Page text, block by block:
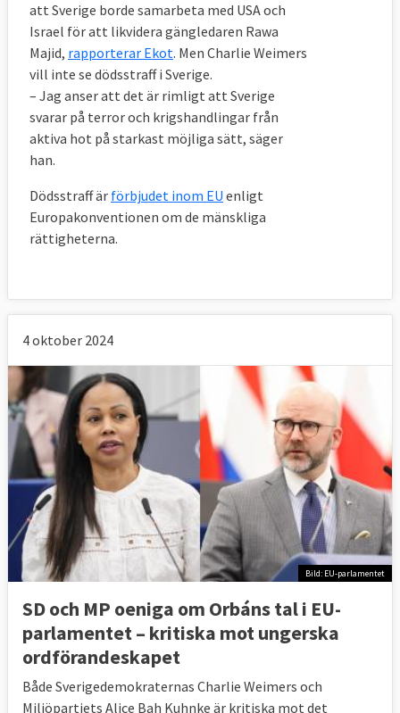
att Sverige borde samarbeta med USA och
Israel för att likvidera gängledaren Rawa
Majid, rapporterar Ekot. Men Charlie Weimers
vill inte se dödsstraff i Sverige.
– Jag anser att det är rimligt att Sverige
svarar på terror och krigshandlingar från
aktiva hot på starkast möjliga sätt, säger
han.
Dödsstraff är förbjudet inom EU enligt
Europakonventionen om de mänskliga
rättigheterna.
4 oktober 2024
Bild: EU-parlamentet
SD och MP oeniga om Orbáns tal i EU-
parlamentet – kritiska mot ungerska
ordförandeskapet
Både Sverigedemokraternas Charlie Weimers och
Miljöpartiets Alice Bah Kuhnke är kritiska mot det